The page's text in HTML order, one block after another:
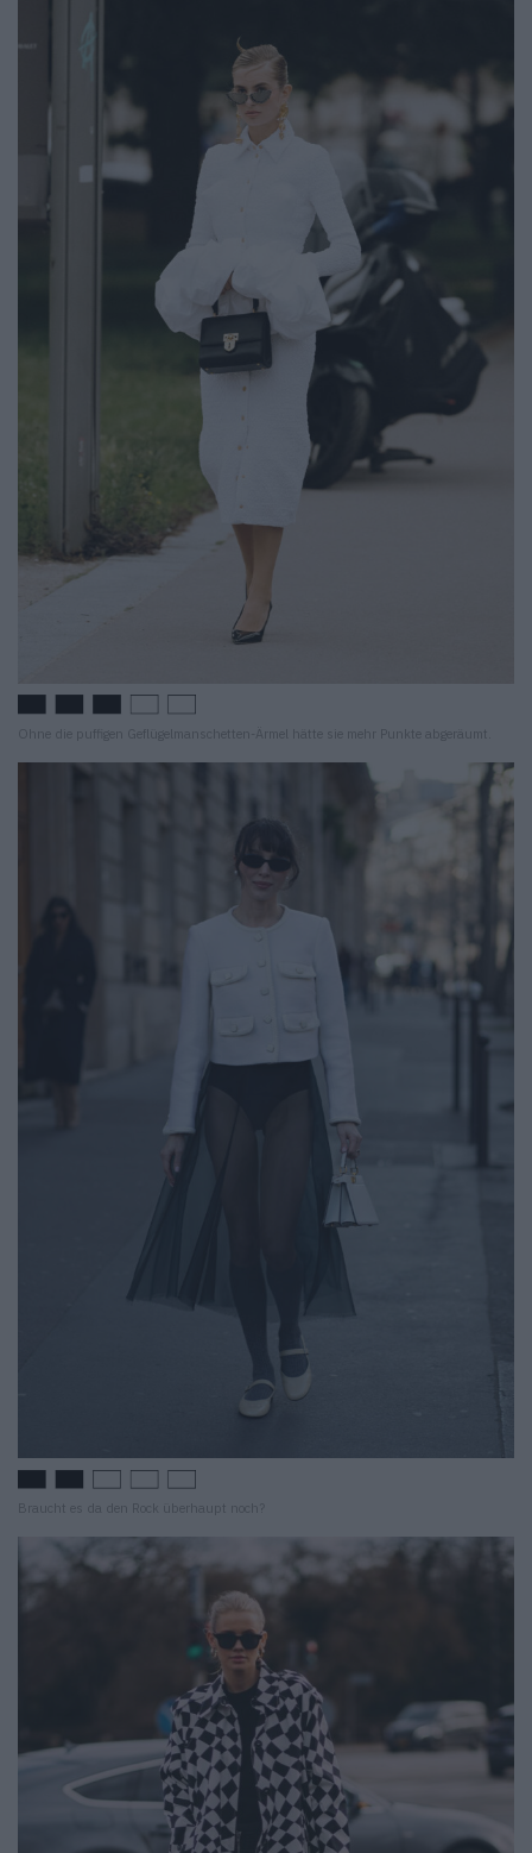
Ohne die puffigen Geflügelmanschetten-Ärmel hätte sie mehr Punkte abgeräumt.
Braucht es da den Rock überhaupt noch?